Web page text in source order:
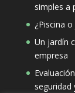
simples a
¿Piscina
Un jardín
empresa